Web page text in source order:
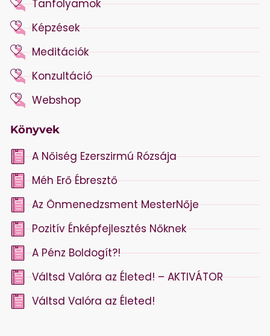
Tanfolyamok
Képzések
Meditációk
Konzultáció
Webshop
Könyvek
A Nőiség Ezerszirmú Rózsája
Méh Erő Ébresztő
Az Önmenedzsment MesterNője
Pozitív Énképfejlesztés Nőknek
A Pénz Boldogít?!
Váltsd Valóra az Életed! – AKTIVÁTOR
Váltsd Valóra az Életed!